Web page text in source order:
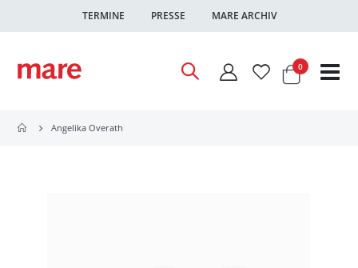
TERMINE PRESSE MARE ARCHIV
Warenkorb
0Artikel
Angelika Overath